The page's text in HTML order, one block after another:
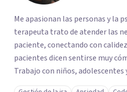
Me apasionan las personas y la
terapeuta trato de atender las
paciente, conectando con
pacientes dicen sentirse muy
Trabajo con niños, adolescentes